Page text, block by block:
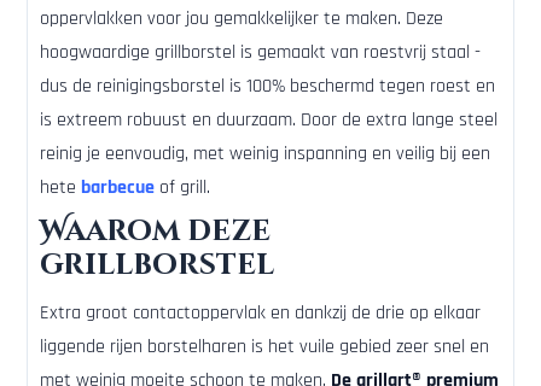
oppervlakken voor jou gemakkelijker te maken. Deze
hoogwaardige grillborstel is gemaakt van roestvrij staal -
dus de reinigingsborstel is 100% beschermd tegen roest en
is extreem robuust en duurzaam. Door de extra lange steel
reinig je eenvoudig, met weinig inspanning en veilig bij een
hete barbecue of grill.
Waarom deze
grillborstel
Extra groot contactoppervlak en dankzij de drie op elkaar
liggende rijen borstelharen is het vuile gebied zeer snel en